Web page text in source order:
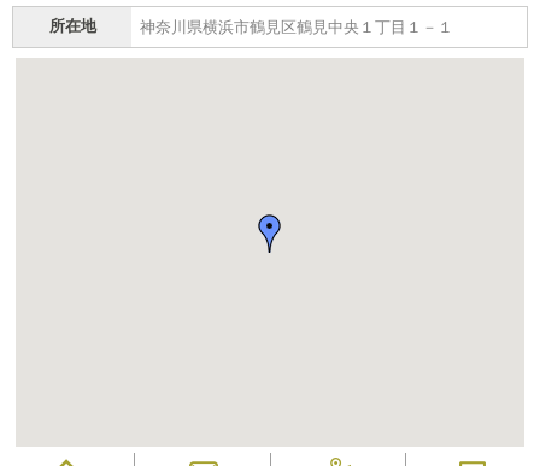
所在地 神奈川県横浜市鶴見区鶴見中央１丁目１－１